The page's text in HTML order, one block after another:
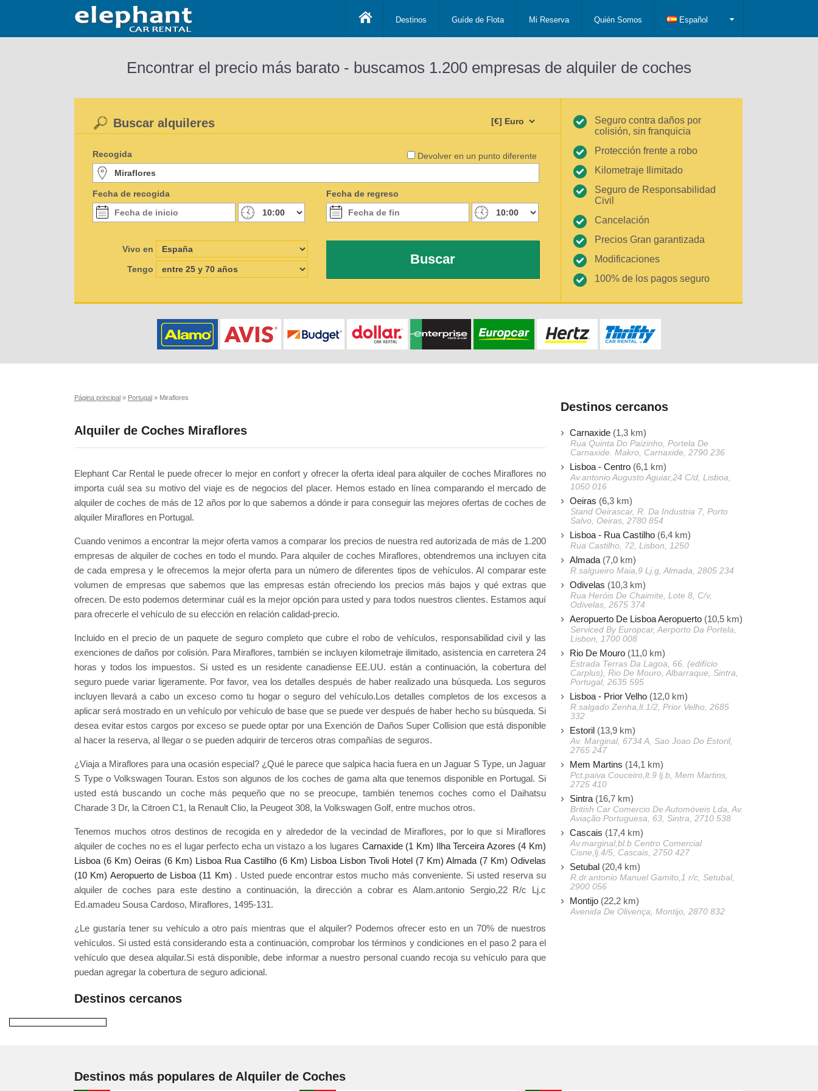
Destinos Guíde de Flota Mi Reserva Quién Somos Español
Encontrar el precio más barato - buscamos 1.200 empresas de alquiler de coches
Devolver en un punto diferente
Buscar alquileres
Recogida
Fecha de recogida Fecha de regreso
Vivo en
Tengo
Buscar
Seguro contra daños por
colisión, sin franquicia
Protección frente a robo
Kilometraje Ilimitado
Seguro de Responsabilidad
Civil
Cancelación
Precios Gran garantizada
Modificaciones
100% de los pagos seguro
Página principal » Portugal » Miraflores
Alquiler de Coches Miraflores
Elephant Car Rental le puede ofrecer lo mejor en confort y ofrecer la oferta ideal para alquiler de coches Miraflores no
importa cuál sea su motivo del viaje es de negocios del placer. Hemos estado en línea comparando el mercado de
alquiler de coches de más de 12 años por lo que sabemos a dónde ir para conseguir las mejores ofertas de coches de
alquiler Miraflores en Portugal.
Cuando venimos a encontrar la mejor oferta vamos a comparar los precios de nuestra red autorizada de más de 1.200
empresas de alquiler de coches en todo el mundo. Para alquiler de coches Miraflores, obtendremos una incluyen cita
de cada empresa y le ofrecemos la mejor oferta para un número de diferentes tipos de vehículos. Al comparar este
volumen de empresas que sabemos que las empresas están ofreciendo los precios más bajos y qué extras que
ofrecen. De esto podemos determinar cuál es la mejor opción para usted y para todos nuestros clientes. Estamos aquí
para ofrecerle el vehículo de su elección en relación calidad-precio.
Incluido en el precio de un paquete de seguro completo que cubre el robo de vehículos, responsabilidad civil y las
exenciones de daños por colisión. Para Miraflores, también se incluyen kilometraje ilimitado, asistencia en carretera 24
horas y todos los impuestos. Si usted es un residente canadiense EE.UU. están a continuación, la cobertura del
seguro puede variar ligeramente. Por favor, vea los detalles después de haber realizado una búsqueda. Los seguros
incluyen llevará a cabo un exceso como tu hogar o seguro del vehículo.Los detalles completos de los excesos a
aplicar será mostrado en un vehículo por vehículo de base que se puede ver después de haber hecho su búsqueda. Si
desea evitar estos cargos por exceso se puede optar por una Exención de Daños Super Collision que está disponible
al hacer la reserva, al llegar o se pueden adquirir de terceros otras compañías de seguros.
¿Viaja a Miraflores para una ocasión especial? ¿Qué le parece que salpica hacia fuera en un Jaguar S Type, un Jaguar
S Type o Volkswagen Touran. Estos son algunos de los coches de gama alta que tenemos disponible en Portugal. Si
usted está buscando un coche más pequeño que no se preocupe, también tenemos coches como el Daihatsu
Charade 3 Dr, la Citroen C1, la Renault Clio, la Peugeot 308, la Volkswagen Golf, entre muchos otros.
Tenemos muchos otros destinos de recogida en y alrededor de la vecindad de Miraflores, por lo que si Miraflores
alquiler de coches no es el lugar perfecto echa un vistazo a los lugares Carnaxide (1 Km) Ilha Terceira Azores (4 Km)
Lisboa (6 Km) Oeiras (6 Km) Lisboa Rua Castilho (6 Km) Lisboa Lisbon Tivoli Hotel (7 Km) Almada (7 Km) Odivelas
(10 Km) Aeropuerto de Lisboa (11 Km) . Usted puede encontrar estos mucho más conveniente. Si usted reserva su
alquiler de coches para este destino a continuación, la dirección a cobrar es Alam.antonio Sergio,22 R/c Lj.c
Ed.amadeu Sousa Cardoso, Miraflores, 1495-131.
¿Le gustaría tener su vehículo a otro país mientras que el alquiler? Podemos ofrecer esto en un 70% de nuestros
vehículos. Si usted está considerando esta a continuación, comprobar los términos y condiciones en el paso 2 para el
vehículo que desea alquilar.Si está disponible, debe informar a nuestro personal cuando recoja su vehículo para que
puedan agregar la cobertura de seguro adicional.
Destinos cercanos
Destinos cercanos
Carnaxide (1,3 km)
Rua Quinta Do Paizinho, Portela De
Carnaxide. Makro, Carnaxide, 2790 236
Lisboa - Centro (6,1 km)
Av.antonio Augusto Aguiar,24 C/d, Lisboa,
1050 016
Oeiras (6,3 km)
Stand Oeirascar, R. Da Industria 7, Porto
Salvo, Oeiras, 2780 854
Lisboa - Rua Castilho (6,4 km)
Rua Castilho, 72, Lisbon, 1250
Almada (7,0 km)
R.salgueiro Maia,9 Lj.g, Almada, 2805 234
Odivelas (10,3 km)
Rua Heróis De Chaimite, Lote 8, C/v,
Odivelas, 2675 374
Aeropuerto De Lisboa Aeropuerto (10,5 km)
Serviced By Europcar, Aerporto Da Portela,
Lisbon, 1700 008
Rio De Mouro (11,0 km)
Estrada Terras Da Lagoa, 66. (edifício
Carplus), Rio De Mouro, Albarraque, Sintra,
Portugal, 2635 595
Lisboa - Prior Velho (12,0 km)
R.salgado Zenha,lt.1/2, Prior Velho, 2685
332
Estoril (13,9 km)
Av. Marginal, 6734 A, Sao Joao Do Estoril,
2765 247
Mem Martins (14,1 km)
Pct.paiva Couceiro,lt.9 lj.b, Mem Martins,
2725 410
Sintra (16,7 km)
British Car Comercio De Automóveis Lda, Av.
Aviação Portuguesa, 63, Sintra, 2710 538
Cascais (17,4 km)
Av.marginal,bl.b Centro Comercial
Cisne,lj.4/5, Cascais, 2750 427
Setubal (20,4 km)
R.dr.antonio Manuel Gamito,1 r/c, Setubal,
2900 056
Montijo (22,2 km)
Avenida De Olivença, Montijo, 2870 832
Destinos más populares de Alquiler de Coches